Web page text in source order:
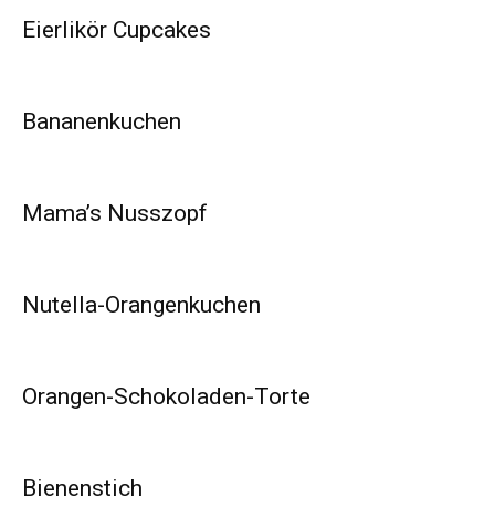
Eierlikör Cupcakes
Bananenkuchen
Mama’s Nusszopf
Nutella-Orangenkuchen
Orangen-Schokoladen-Torte
Bienenstich